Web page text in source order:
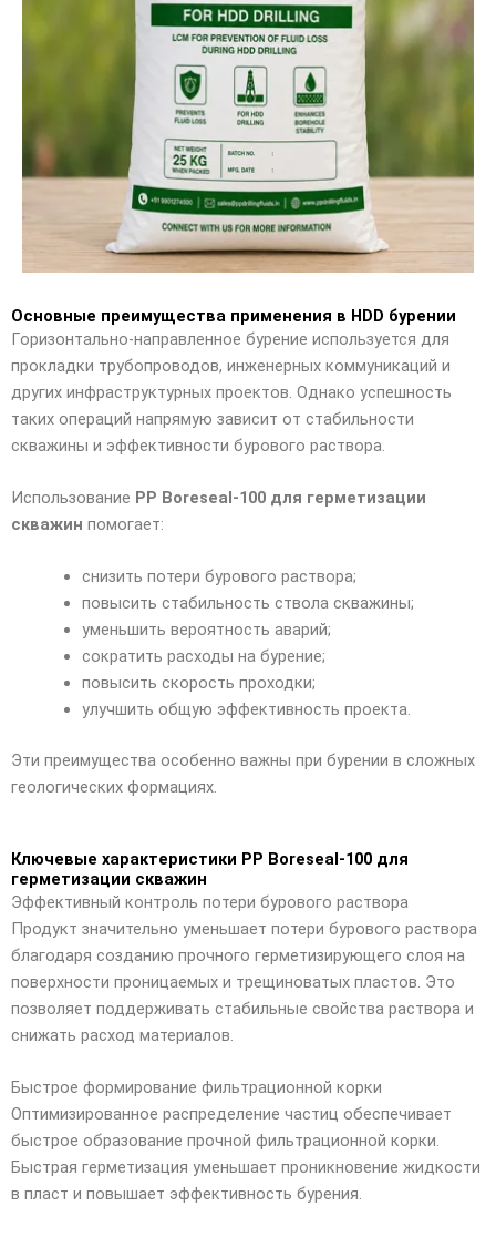
Основные преимущества применения в HDD бурении
Горизонтально-направленное бурение используется для
прокладки трубопроводов, инженерных коммуникаций и
других инфраструктурных проектов. Однако успешность
таких операций напрямую зависит от стабильности
скважины и эффективности бурового раствора.
Использование PP Boreseal-100 для герметизации
скважин помогает:
снизить потери бурового раствора;
повысить стабильность ствола скважины;
уменьшить вероятность аварий;
сократить расходы на бурение;
повысить скорость проходки;
улучшить общую эффективность проекта.
Эти преимущества особенно важны при бурении в сложных
геологических формациях.
Ключевые характеристики PP Boreseal-100 для
герметизации скважин
Эффективный контроль потери бурового раствора
Продукт значительно уменьшает потери бурового раствора
благодаря созданию прочного герметизирующего слоя на
поверхности проницаемых и трещиноватых пластов. Это
позволяет поддерживать стабильные свойства раствора и
снижать расход материалов.
Быстрое формирование фильтрационной корки
Оптимизированное распределение частиц обеспечивает
быстрое образование прочной фильтрационной корки.
Быстрая герметизация уменьшает проникновение жидкости
в пласт и повышает эффективность бурения.